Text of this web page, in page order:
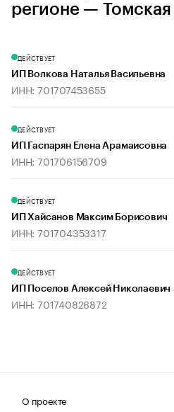
регионе — Томская
ДЕЙСТВУЕТ
ИП Волкова Наталья Васильевна
ИНН: 701707453655
ДЕЙСТВУЕТ
ИП Гаспарян Елена Арамаисовна
ИНН: 701706156709
ДЕЙСТВУЕТ
ИП Хайсанов Максим Борисович
ИНН: 701704353317
ДЕЙСТВУЕТ
ИП Поселов Алексей Николаевич
ИНН: 701740826872
О проекте